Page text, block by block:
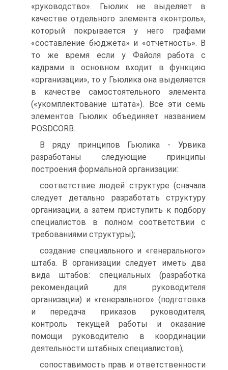
«руководство». Гьюлик не выделяет в
качестве отдельного элемента «контроль»,
который покрывается у него графами
«составление бюджета» и «отчетность». В
то же время если у Файоля работа с
кадрами в основном входит в функцию
«организации», то у Гьюлика она выделяется
в качестве самостоятельного элемента
(«укомплектование штата»). Все эти семь
элементов Гьюлик объединяет названием
POSDCORB.
В ряду принципов Гьюлика - Урвика
разработаны следующие принципы
построения формальной организации:
соответствие людей структуре (сначала
следует детально разработать структуру
организации, а затем приступить к подбору
специалистов в полном соответствии с
требованиями структуры);
создание специального и «генерального»
штаба. В организации следует иметь два
вида штабов: специальных (разработка
рекомендаций для руководителя
организации) и «генерального» (подготовка
и передача приказов руководителя,
контроль текущей работы и оказание
помощи руководителю в координации
деятельности штабных специалистов);
сопоставимость прав и ответственности